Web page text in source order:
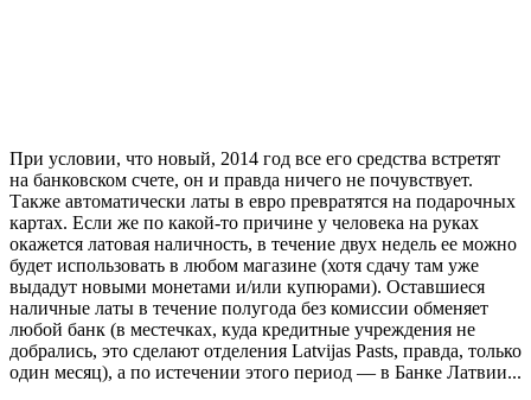
При условии, что новый, 2014 год все его средства встретят
на банковском счете, он и правда ничего не почувствует.
Также автоматически латы в евро превратятся на подарочных
картах. Если же по какой-то причине у человека на руках
окажется латовая наличность, в течение двух недель ее можно
будет использовать в любом магазине (хотя сдачу там уже
выдадут новыми монетами и/или купюрами). Оставшиеся
наличные латы в течение полугода без комиссии обменяет
любой банк (в местечках, куда кредитные учреждения не
добрались, это сделают отделения Latvijas Pasts, правда, только
один месяц), а по истечении этого период — в Банке Латвии...